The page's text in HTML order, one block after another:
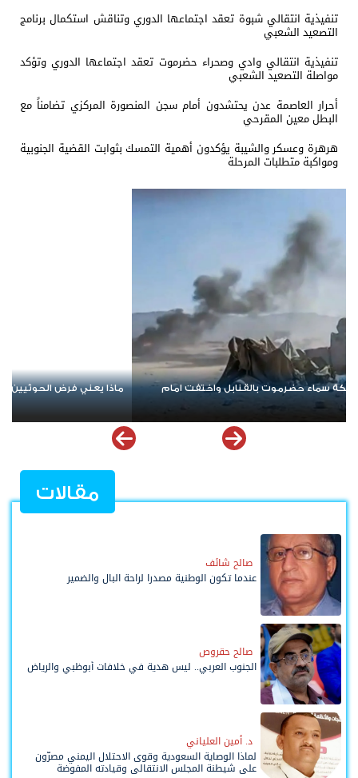
تنفيذية انتقالي شبوة تعقد اجتماعها الدوري وتناقش استكمال برنامج
التصعيد الشعبي
تنفيذية انتقالي وادي وصحراء حضرموت تعقد اجتماعها الدوري وتؤكد
مواصلة التصعيد الشعبي
أحرار العاصمة عدن يحتشدون أمام سجن المنصورة المركزي تضامناً مع
البطل معين المقرحي
هرهرة وعسكر والشيبة يؤكدون أهمية التمسك بثوابت القضية الجنوبية
ومواكبة متطلبات المرحلة
على السعودية؟
نيران واشنطن تتصاعد.. مواجهة
مقالات
صالح شائف
عندما تكون الوطنية مصدرا لراحة البال والضمير
صالح حقروص
الجنوب العربي.. ليس هدية في خلافات أبوظبي والرياض
د. أمين العلياني
لماذا الوصاية السعودية وقوى الاحتلال اليمني مصرّون
على شيطنة المجلس الانتقالي وقيادته المفوضة